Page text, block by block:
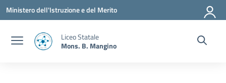
Vai ai contenuti
Vai al menu di navigazione
Vai al footer
Ministero dell'Istruzione e del Merito
Liceo Statale
Mons. B. Mangino